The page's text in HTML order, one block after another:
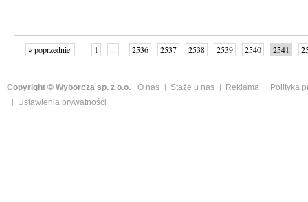
« poprzednie 1 ... 2536 2537 2538 2539 2540 2541
Copyright © Wyborcza sp. z o.o. O nas Staże u nas Reklama
Polityka
Ustawienia prywatności